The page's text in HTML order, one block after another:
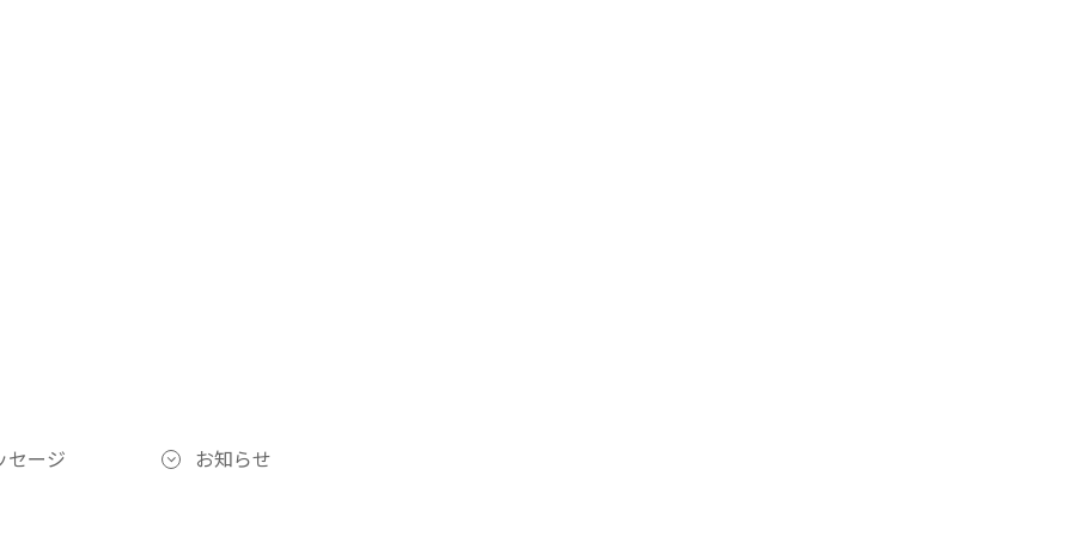
セージ お知らせ